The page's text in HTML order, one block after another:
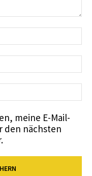
meine E-Mail-
den nächsten